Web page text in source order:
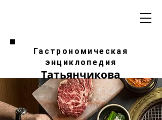
Гастрономическая
энциклопедия
Татьянчикова